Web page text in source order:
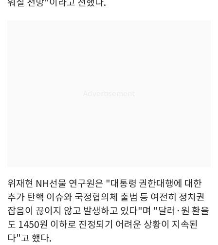
워질 전망"이라고 전했다.
위재현 NH선물 연구원은 "대통령 권한대행에 대한
추가 탄핵 이슈와 국정협의체 출범 등 여전히 정치권
잡음이 끊이지 않고 발생하고 있다"며 "달러·원 환율
도 1450원 이하로 진정되기 어려운 상황이 지속된
다"고 했다.